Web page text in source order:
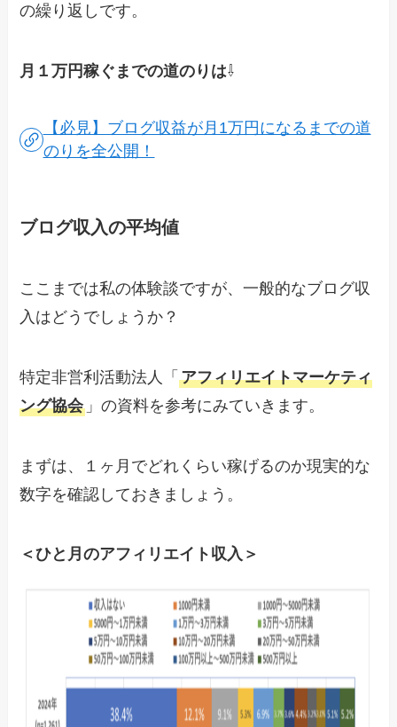
の繰り返しです。
月１万円稼ぐまでの道のりは⇩
【必見】ブログ収益が月1万円になるまでの道
のりを全公開！
ブログ収入の平均値
ここまでは私の体験談ですが、一般的なブログ収
入はどうでしょうか？
特定非営利活動法人「アフィリエイトマーケティ
ング協会 」の資料を参考にみていきます。
まずは、１ヶ月でどれくらい稼げるのか現実的な
数字を確認しておきましょう。
＜ひと月のアフィリエイト収入＞